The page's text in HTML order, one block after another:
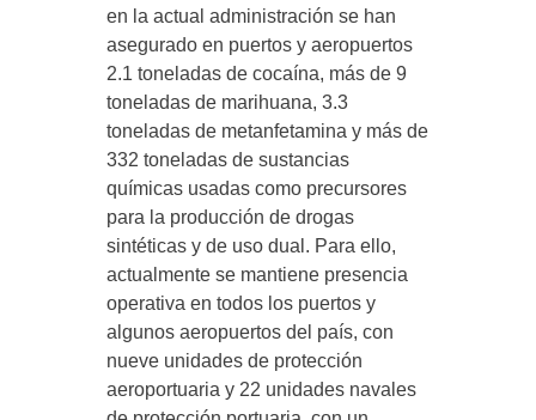
en la actual administración se han
asegurado en puertos y aeropuertos
2.1 toneladas de cocaína, más de 9
toneladas de marihuana, 3.3
toneladas de metanfetamina y más de
332 toneladas de sustancias
químicas usadas como precursores
para la producción de drogas
sintéticas y de uso dual. Para ello,
actualmente se mantiene presencia
operativa en todos los puertos y
algunos aeropuertos del país, con
nueve unidades de protección
aeroportuaria y 22 unidades navales